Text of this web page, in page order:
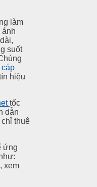
làm
ánh
dài,
suốt
cáp
hiệu
tốc
dẫn
thuê
ứng
xem